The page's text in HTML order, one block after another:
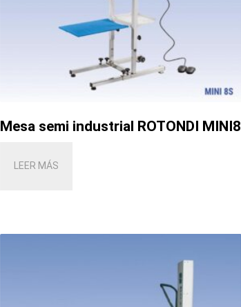
Mesa semi industrial ROTONDI MINI8
LEER MÁS